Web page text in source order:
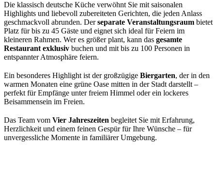
Die klassisch deutsche Küche verwöhnt Sie mit saisonalen
Highlights und liebevoll zubereiteten Gerichten, die jeden Anlass
geschmackvoll abrunden. Derseparate Veranstaltungsraum bietet
Platz für bis zu 45 Gäste und eignet sich ideal für Feiern im
kleineren Rahmen. Wer es größer plant, kann das gesamte
Restaurant exklusiv buchen und mit bis zu 100 Personen in
entspannter Atmosphäre feiern.
Ein besonderes Highlight ist der großzügige Biergarten, der in den
warmen Monaten eine grüne Oase mitten in der Stadt darstellt –
perfekt für Empfänge unter freiem Himmel oder ein lockeres
Beisammensein im Freien.
Das Team vom Vier Jahreszeiten begleitet Sie mit Erfahrung,
Herzlichkeit und einem feinen Gespür für Ihre Wünsche – für
unvergessliche Momente in familiärer Umgebung.